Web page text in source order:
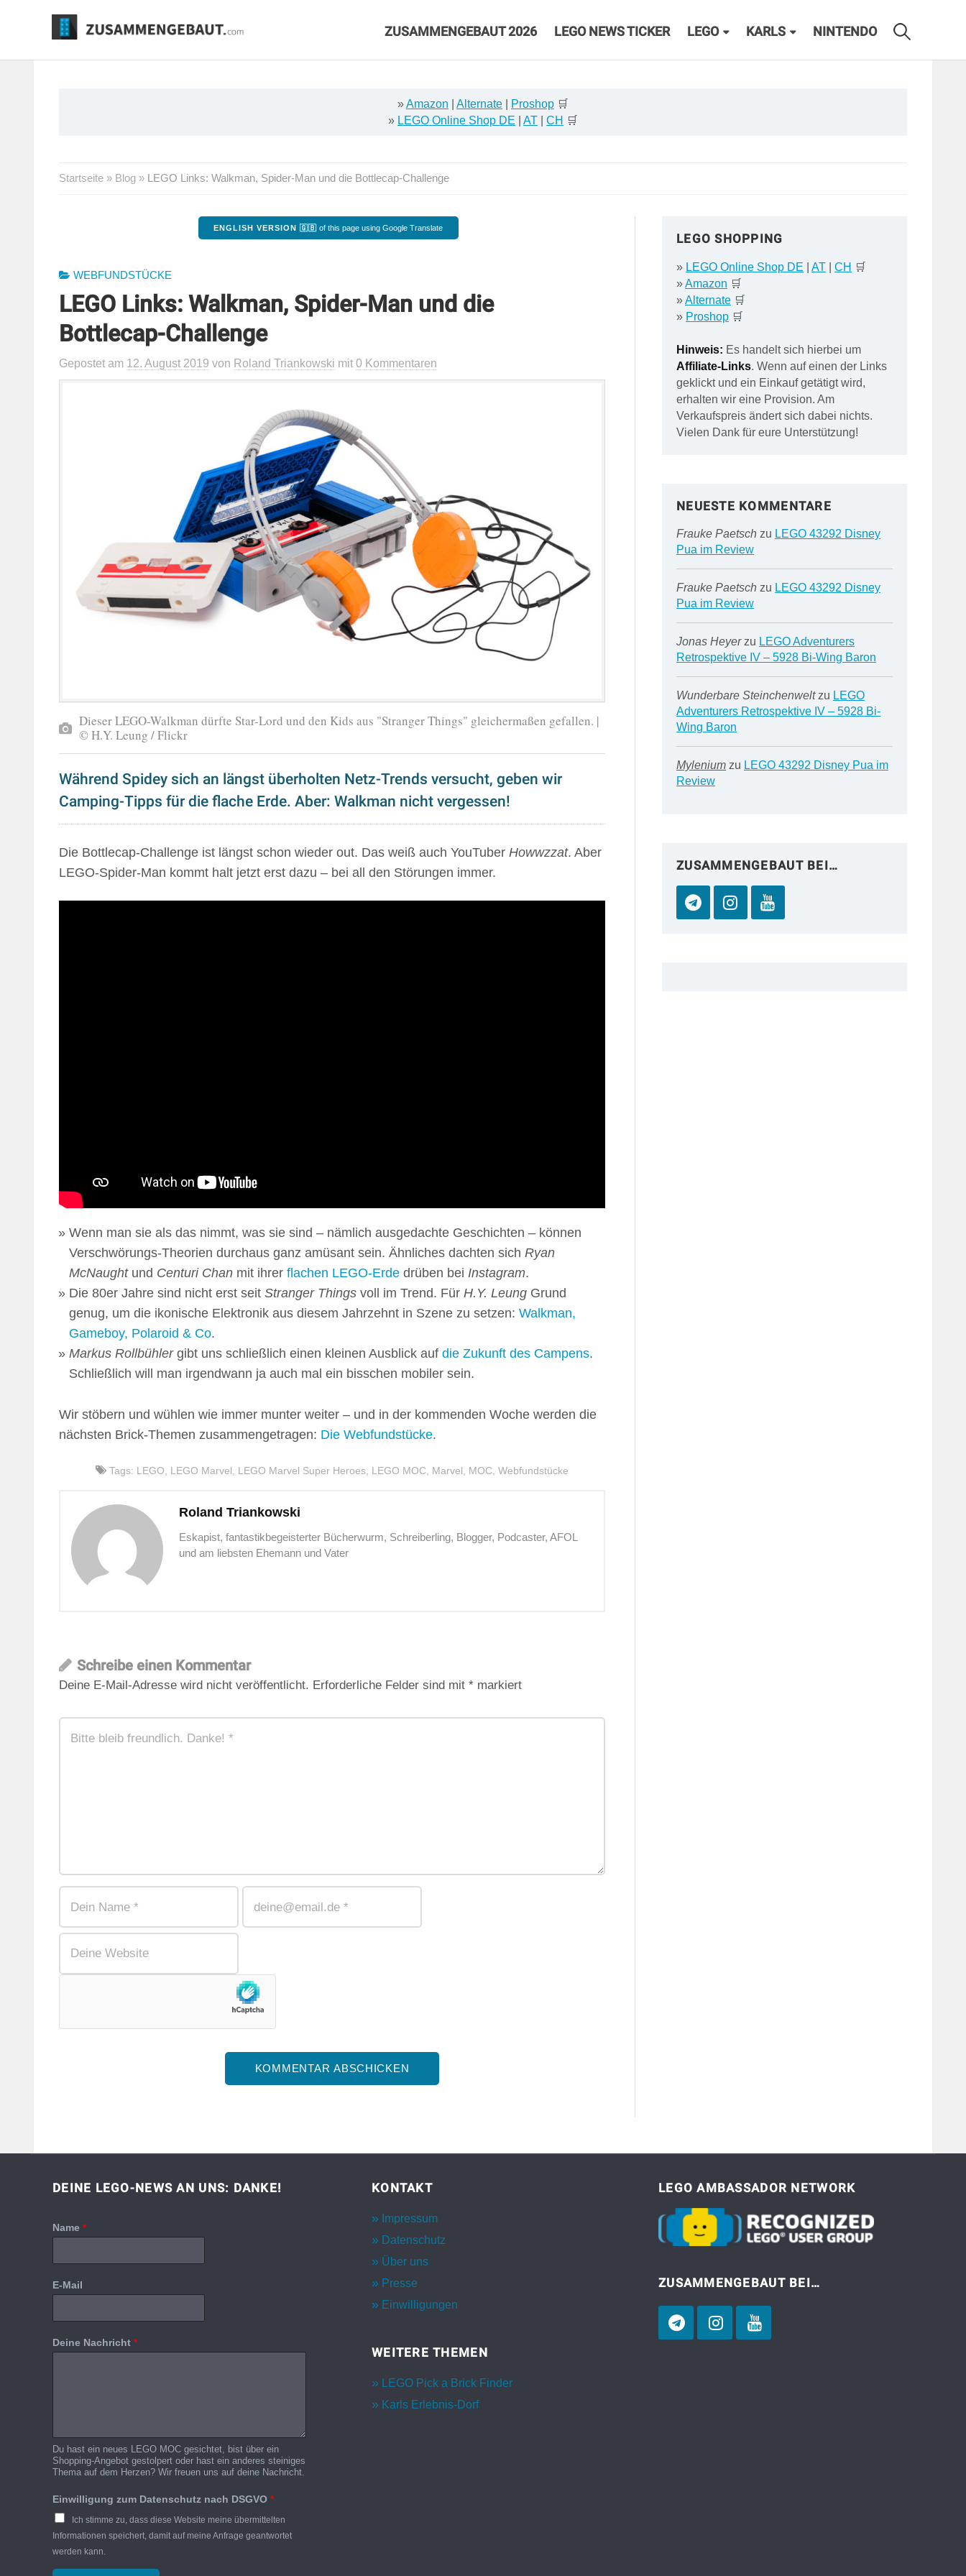
ZUSAMMENGEBAUT 2026 LEGO NEWS TICKER LEGO KARLS NINTENDO
»Amazon Alternate Proshop 🛒
» LEGO Online Shop DE AT CH 🛒
Startseite » Blog » LEGO Links: Walkman, Spider-Man und die Bottlecap-Challenge
ENGLISH VERSION 🇬🇧 of this page using Google Translate
WEBFUNDSTÜCKE
LEGO Links: Walkman, Spider-Man und die
Bottlecap-Challenge
Gepostet am 12. August 2019 von Roland Triankowski mit 0 Kommentaren
Dieser LEGO-Walkman dürfte Star-Lord und den Kids aus "Stranger Things" gleichermaßen gefallen. |
© H.Y. Leung / Flickr
Während Spidey sich an längst überholten Netz-Trends versucht, geben wir
Camping-Tipps für die flache Erde. Aber: Walkman nicht vergessen!
Die Bottlecap-Challenge ist längst schon wieder out. Das weiß auch YouTuber Howwzzat. Aber
LEGO-Spider-Man kommt halt jetzt erst dazu – bei all den Störungen immer.
Wenn man sie als das nimmt, was sie sind – nämlich ausgedachte Geschichten – können
Verschwörungs-Theorien durchaus ganz amüsant sein. Ähnliches dachten sichRyan
McNaughtund Centuri Chan mit ihrerflachen LEGO-Erde drüben bei Instagram.
Die 80er Jahre sind nicht erst seitStranger Things voll im Trend. FürH.Y. Leung Grund
genug, um die ikonische Elektronik aus diesem Jahrzehnt in Szene zu setzen:Walkman,
Gameboy, Polaroid & Co.
Markus Rollbühlergibt uns schließlich einen kleinen Ausblick aufdie Zukunft des Campens.
Schließlich will man irgendwann ja auch mal ein bisschen mobiler sein.
Wir stöbern und wühlen wie immer munter weiter – und in der kommenden Woche werden die
nächsten Brick-Themen zusammengetragen: Die Webfundstücke.
Tags: LEGO LEGO Marvel LEGO Marvel Super Heroes LEGO MOC Marvel MOC ,Webfundstücke
Roland Triankowski
Eskapist, fantastikbegeisterter Bücherwurm, Schreiberling, Blogger, Podcaster, AFOL
und am liebsten Ehemann und Vater
Schreibe einen Kommentar
Deine E-Mail-Adresse wird nicht veröffentlicht. Erforderliche Felder sind mit * markiert
LEGO SHOPPING
» LEGO Online Shop DE AT| CH 🛒
»Amazon 🛒
»Alternate🛒
» Proshop🛒
Hinweis: Es handelt sich hierbei um
Affiliate-Links. Wenn auf einen der Links
geklickt und ein Einkauf getätigt wird,
erhalten wir eine Provision. Am
Verkaufspreis ändert sich dabei nichts.
Vielen Dank für eure Unterstützung!
NEUESTE KOMMENTARE
Frauke Paetschzu LEGO 43292 Disney
Pua im Review
Frauke Paetschzu LEGO 43292 Disney
Pua im Review
Jonas Heyerzu LEGO Adventurers
Retrospektive IV – 5928 Bi-Wing Baron
Wunderbare Steinchenweltzu LEGO
Adventurers Retrospektive IV – 5928 Bi-
Wing Baron
Myleniumzu LEGO 43292 Disney Pua im
Review
ZUSAMMENGEBAUT BEI…
DEINE LEGO-NEWS AN UNS: DANKE!
Name *
E-Mail
Deine Nachricht *
Du hast ein neues LEGO MOC gesichtet, bist über ein
Shopping-Angebot gestolpert oder hast ein anderes steiniges
Thema auf dem Herzen? Wir freuen uns auf deine Nachricht.
Einwilligung zum Datenschutz nach DSGVO *
Ich stimme zu, dass diese Website meine übermittelten
Informationen speichert, damit auf meine Anfrage geantwortet
werden kann.
KONTAKT
Impressum
Datenschutz
Über uns
Presse
Einwilligungen
WEITERE THEMEN
LEGO Pick a Brick Finder
Karls Erlebnis-Dorf
LEGO AMBASSADOR NETWORK
ZUSAMMENGEBAUT BEI…